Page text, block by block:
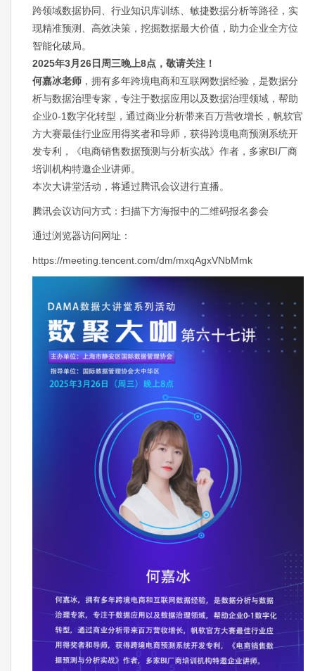
跨领域数据协同、行业知识库训练、敏捷数据分析等路径，实
现精准预测、高效决策，挖掘数据最大价值，助力企业全方位
智能化破局。
2025年3月26日周三晚上8点，敬请关注！
何嘉冰老师 ，拥有多年跨境电商和互联网数据经验，是数据分
析与数据治理专家，专注于数据应用以及数据治理领域，帮助
企业0-1数字化转型，通过商业分析带来百万营收增长，帆软官
方大赛最佳行业应用得奖者和导师，获得跨境电商预测系统开
发专利，《电商销售数据预测与分析实战》作者，多家BI厂商
培训机构特邀企业讲师。
本次大讲堂活动，将通过腾讯会议进行直播。
腾讯会议访问方式：扫描下方海报中的二维码报名参会
通过浏览器访问网址：
https://meeting.tencent.com/dm/mxqAgxVNbMmk